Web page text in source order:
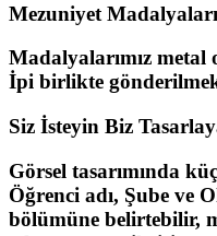
Mezuniyet Madalyaları
Madalyalarımız
İpi birlikte
Siz İsteyin Biz
Görsel tasarımında
Öğrenci adı, Şube ve
bölümüne belirtebilir,